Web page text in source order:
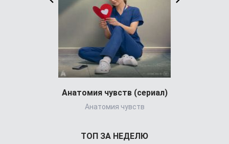
Анатомия чувств (сериал)
Анатомия чувств
ТОП ЗА НЕДЕЛЮ